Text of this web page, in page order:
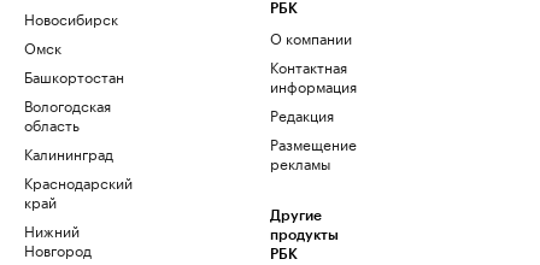
Новосибирск
Омск
Башкортостан
Вологодская
область
Калининград
Краснодарский
край
Нижний
Новгород
РБК
О компании
Контактная
информация
Редакция
Размещение
рекламы
Другие
продукты
РБК